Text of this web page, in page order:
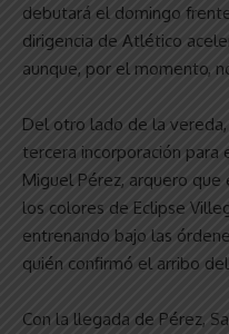
debutará el domingo
dirigencia de Atlético
aunque, por el momento,
Del otro lado de la
tercera incorporación para
Miguel Pérez, arquero
los colores de Eclipse
entrenando bajo las
quién confirmó el arribo
Con la llegada de Pérez,